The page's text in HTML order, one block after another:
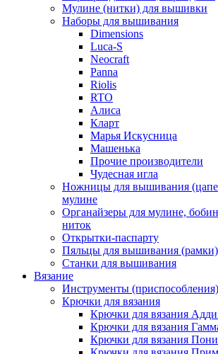
Мулине (нитки) для вышивки
Наборы для вышивания
Dimensions
Luca-S
Neocraft
Panna
Riolis
RTO
Алиса
Кларт
Марья Искусница
Машенька
Прочие производители
Чудесная игла
Ножницы для вышивания
мулине
Органайзеры для мулине,
ниток
Открытки-паспарту
Пяльцы для вышивания (рамки)
Станки для вышивания
Вязание
Инструменты
Крючки для вязания
Крючки для вязания
Крючки для вязания
Крючки для вязания